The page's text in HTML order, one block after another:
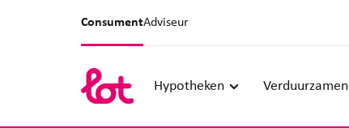
ConsumentAdviseur
Hypotheken Verduurzamen